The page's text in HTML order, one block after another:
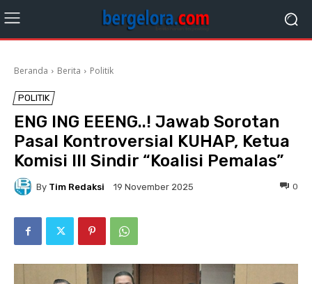
Beranda Berita Politik
POLITIK
ENG ING EEENG..! Jawab Sorotan
Pasal Kontroversial KUHAP, Ketua
Komisi III Sindir “Koalisi Pemalas”
By Tim Redaksi 19 November 2025 0